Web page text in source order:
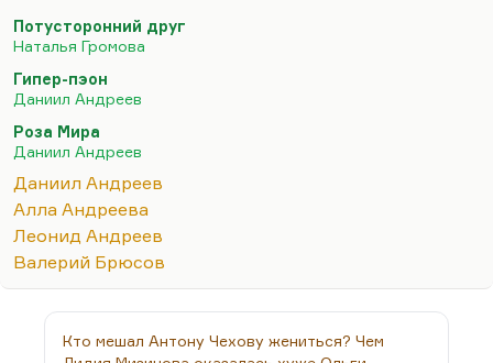
Андреев принадлежит к поколению, которое
было не просто выбито (он участвовал в войне и
мог много раз не вернуться оттуда), но к
поколению, которому грубо заткнули рот. Он
ровесник Благининой, он ровесник Тарковского и
Штейнберга. Это поколение было загнано в
переводы, либо сидело, либо молчало и писало
всю жизнь в стол. Поэтому самое удивительное,
что контекст андреевского творчества,
метафизики вот этой, из которой, на мой…
Потусторонний друг
Наталья Громова
Гипер-пэон
Даниил Андреев
Роза Мира
Даниил Андреев
Даниил Андреев
Алла Андреева
Леонид Андреев
Валерий Брюсов
Кто мешал Антону Чехову жениться? Чем